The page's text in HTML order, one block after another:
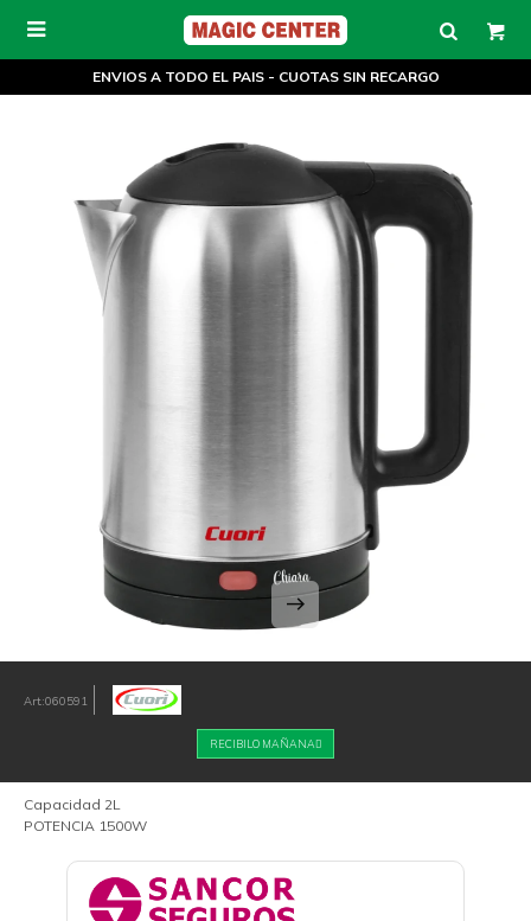

ENVIOS A TODO EL PAIS - CUOTAS SIN RECARGO
060591
RECIBILO MAÑANA
Capacidad 2L
POTENCIA 1500W